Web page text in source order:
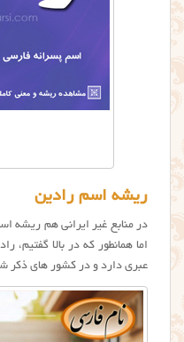
ریشه اسم رادین
عبری دارد و در کشور های ذکر